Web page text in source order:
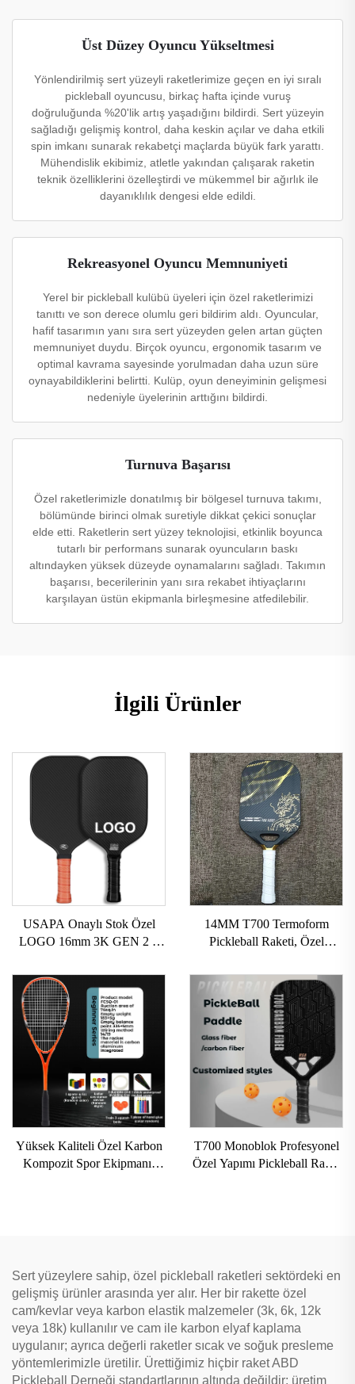
Üst Düzey Oyuncu Yükseltmesi
Yönlendirilmiş sert yüzeyli raketlerimize geçen en iyi sıralı
pickleball oyuncusu, birkaç hafta içinde vuruş
doğruluğunda %20'lik artış yaşadığını bildirdi. Sert yüzeyin
sağladığı gelişmiş kontrol, daha keskin açılar ve daha etkili
spin imkanı sunarak rekabetçi maçlarda büyük fark yarattı.
Mühendislik ekibimiz, atletle yakından çalışarak raketin
teknik özelliklerini özelleştirdi ve mükemmel bir ağırlık ile
dayanıklılık dengesi elde edildi.
Rekreasyonel Oyuncu Memnuniyeti
Yerel bir pickleball kulübü üyeleri için özel raketlerimizi
tanıttı ve son derece olumlu geri bildirim aldı. Oyuncular,
hafif tasarımın yanı sıra sert yüzeyden gelen artan güçten
memnuniyet duydu. Birçok oyuncu, ergonomik tasarım ve
optimal kavrama sayesinde yorulmadan daha uzun süre
oynayabildiklerini belirtti. Kulüp, oyun deneyiminin gelişmesi
nedeniyle üyelerinin arttığını bildirdi.
Turnuva Başarısı
Özel raketlerimizle donatılmış bir bölgesel turnuva takımı,
bölümünde birinci olmak suretiyle dikkat çekici sonuçlar
elde etti. Raketlerin sert yüzey teknolojisi, etkinlik boyunca
tutarlı bir performans sunarak oyuncuların baskı
altındayken yüksek düzeyde oynamalarını sağladı. Takımın
başarısı, becerilerinin yanı sıra rekabet ihtiyaçlarını
karşılayan üstün ekipmanla birleşmesine atfedilebilir.
İlgili Ürünler
USAPA Onaylı Stok Özel
LOGO 16mm 3K GEN 2 3
Yüzeyi T700 Ham Karbon
Lifli Pickleball Raketi 2024
14MM T700 Termoform
Pickleball Raketi, Özel
Yüksek Tutunma Özelliği ile,
USAPA Onaylı Pickleball
Raket
Yüksek Kaliteli Özel Karbon
Kompozit Spor Ekipmanı,
T700 Monoblok Profesyonel
Özel Yapımı Pickleball Raket
Sert yüzeylere sahip, özel pickleball raketleri sektördeki en
gelişmiş ürünler arasında yer alır. Her bir rakette özel
cam/kevlar veya karbon elastik malzemeler (3k, 6k, 12k
veya 18k) kullanılır ve cam ile karbon elyaf kaplama
uygulanır; ayrıca değerli raketler sıcak ve soğuk presleme
yöntemlerimizle üretilir. Ürettiğimiz hiçbir raket ABD
Pickleball Derneği standartlarının altında değildir; üretim